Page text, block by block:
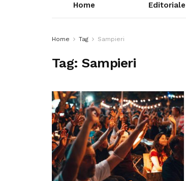
Home Editoriale
Home Tag Sampieri
Tag:Sampieri